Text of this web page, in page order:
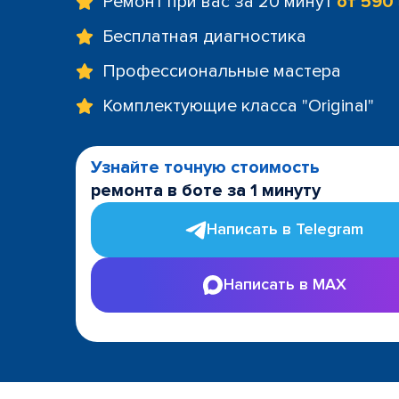
Бесплатная диагностика
Профессиональные мастера
Комплектующие класса "Original"
Узнайте точную стоимость
ремонта в боте за 1 минуту
Написать в Telegram
Написать в MAX